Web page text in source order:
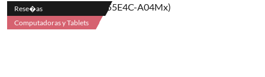
Rese�as
Computadoras y Tablets